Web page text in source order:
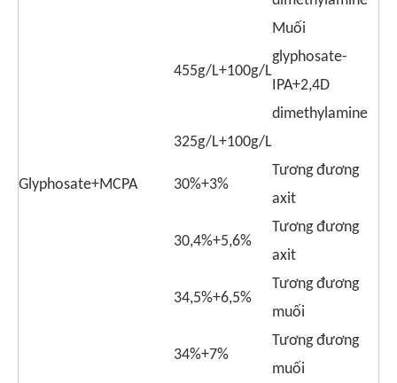
455g/L+100g/L
Muối
glyphosate-
IPA+2,4D
dimethylamine
325g/L+100g/L
Glyphosate+MCPA 30%+3%
Tương đương
axit
30,4%+5,6%
Tương đương
axit
34,5%+6,5%
Tương đương
muối
34%+7%
Tương đương
muối